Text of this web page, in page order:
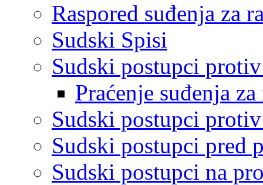
Raspored suđenja za
Sudski Spisi
Sudski postupci
Praćenje suđenja
Sudski postupci
Sudski postupci pred
Sudski postupci na